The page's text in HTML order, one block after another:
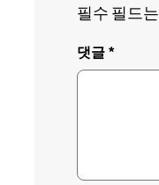
필수 필드는
댓글*